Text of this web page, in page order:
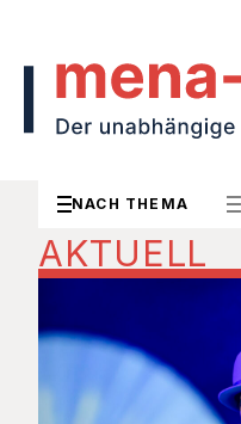
NACH THEMA
AKTUELL